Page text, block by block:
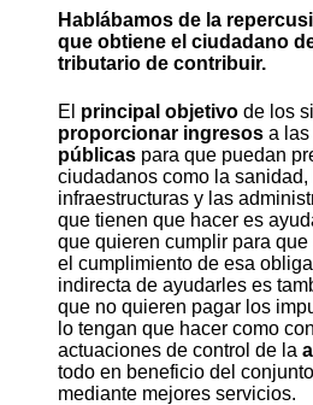
Hablábamos de la
que obtiene el ciudadano
tributario de contribuir.
El principal objetivo de los
proporcionar ingresos a las
públicas para que puedan
ciudadanos como la
infraestructuras y las
que tienen que hacer es
que quieren cumplir para
el cumplimiento de esa
indirecta de ayudarles es
que no quieren pagar los
lo tengan que hacer como
actuaciones de control de la
todo en beneficio del
mediante mejores servicios.